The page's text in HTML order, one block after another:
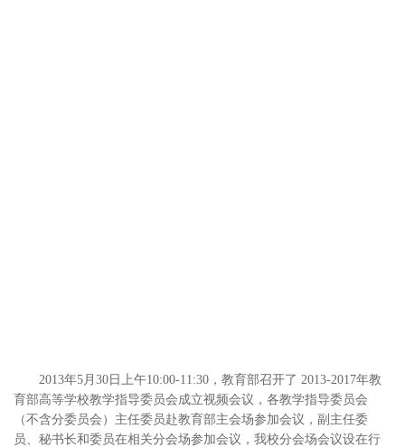
2013年5月30日上午10:00-11:30，教育部召开了 2013-2017年教
育部高等学校教学指导委员会成立视频会议，各教学指导委员会
（不含分委员会）主任委员赴教育部主会场参加会议，副主任委
员、秘书长和委员在相关分会场参加会议，我校分会场会议设在行